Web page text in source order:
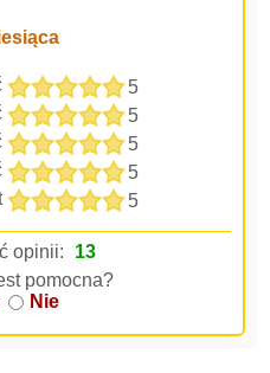
5
5
5
5
5
opinii:
13
pomocna?
Nie